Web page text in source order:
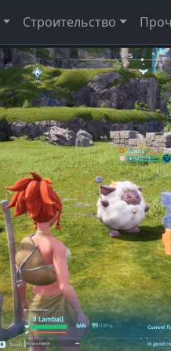
Строительство